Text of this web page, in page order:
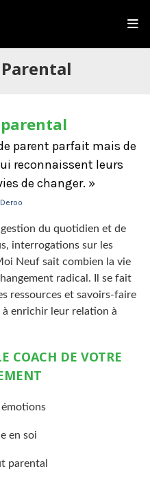
parent parfait mais de
reconnaissent leurs
de changer. »
gestion du quotidien et de
interrogations sur les
Neuf sait combien la vie
radical. Il se fait
ressources et savoirs-faire
à enrichir leur relation à
COACH DE VOTRE
en soi
parental